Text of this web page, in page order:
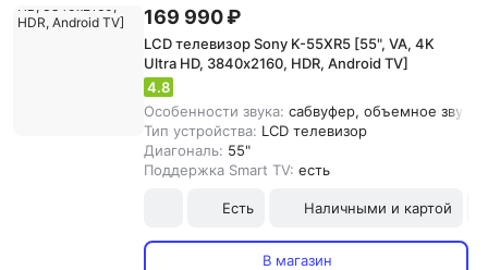
169 990 ₽
LCD телевизор Sony K-55XR5 [55", VA, 4K
Ultra HD, 3840х2160, HDR, Android TV]
4.8
Особенности звука: сабвуфер, объемное
Тип устройства: LCD телевизор
Диагональ: 55"
Поддержка Smart TV: есть
Есть Наличными и картой
В магазин